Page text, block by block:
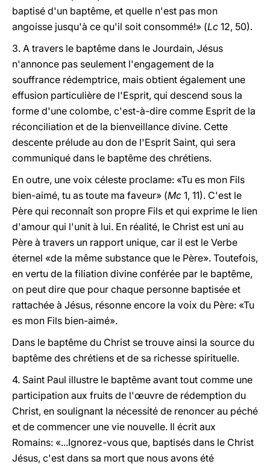
baptisé d'un baptême, et quelle n'est pas mon
angoisse jusqu'à ce qu'il soit consommé!» (Lc 12, 50).
3. A travers le baptême dans le Jourdain, Jésus
n'annonce pas seulement l'engagement de la
souffrance rédemptrice, mais obtient également une
effusion particulière de l'Esprit, qui descend sous la
forme d'une colombe, c'est-à-dire comme Esprit de la
réconciliation et de la bienveillance divine. Cette
descente prélude au don de l'Esprit Saint, qui sera
communiqué dans le baptême des chrétiens.
En outre, une voix céleste proclame: «Tu es mon Fils
bien-aimé, tu as toute ma faveur» (Mc 1, 11). C'est le
Père qui reconnaît son propre Fils et qui exprime le lien
d'amour qui l'unit à lui. En réalité, le Christ est uni au
Père à travers un rapport unique, car il est le Verbe
éternel «de la même substance que le Père». Toutefois,
en vertu de la filiation divine conférée par le baptême,
on peut dire que pour chaque personne baptisée et
rattachée à Jésus, résonne encore la voix du Père: «Tu
es mon Fils bien-aimé».
Dans le baptême du Christ se trouve ainsi la source du
baptême des chrétiens et de sa richesse spirituelle.
4. Saint Paul illustre le baptême avant tout comme une
participation aux fruits de l'œuvre de rédemption du
Christ, en soulignant la nécessité de renoncer au péché
et de commencer une vie nouvelle. Il écrit aux
Romains: «...Ignorez-vous que, baptisés dans le Christ
Jésus, c'est dans sa mort que nous avons été